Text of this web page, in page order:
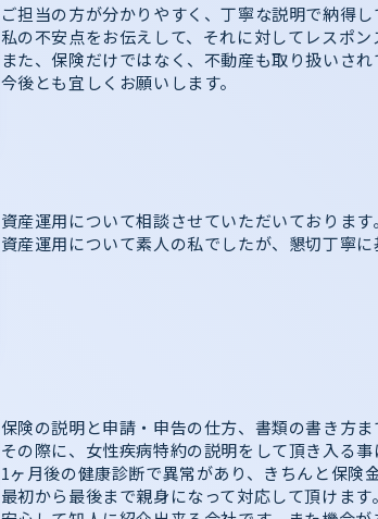
ご担当の方が分かりやすく、丁寧な説明で納得
私の不安点をお伝えして、それに対してレスポン
また、保険だけではなく、不動産も取り扱いさ
今後とも宜しくお願いします。
資産運用について相談させていただいております。
資産運用について素人の私でしたが、懇切丁寧
保険の説明と申請・申告の仕方、書類の書き方
その際に、女性疾病特約の説明をして頂き入る事
1ヶ月後の健康診断で異常があり、きちんと保険
最初から最後まで親身になって対応して頂けます。